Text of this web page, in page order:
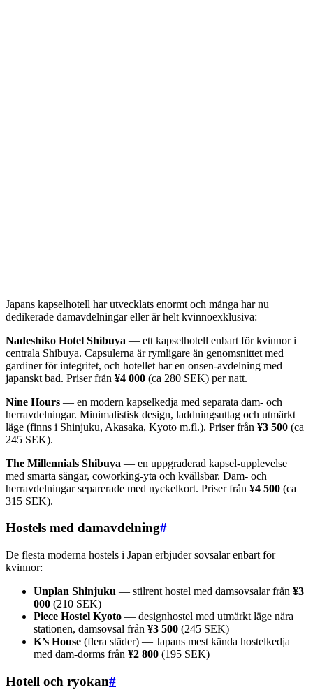
Japans kapselhotell har utvecklats enormt och många har nu
dedikerade damavdelningar eller är helt kvinnoexklusiva:
Nadeshiko Hotel Shibuya — ett kapselhotell enbart för kvinnor i
centrala Shibuya. Capsulerna är rymligare än genomsnittet med
gardiner för integritet, och hotellet har en onsen-avdelning med
japanskt bad. Priser från ¥4 000 (ca 280 SEK) per natt.
Nine Hours — en modern kapselkedja med separata dam- och
herravdelningar. Minimalistisk design, laddningsuttag och utmärkt
läge (finns i Shinjuku, Akasaka, Kyoto m.fl.). Priser från ¥3 500 (ca
245 SEK).
The Millennials Shibuya — en uppgraderad kapsel-upplevelse
med smarta sängar, coworking-yta och kvällsbar. Dam- och
herravdelningar separerade med nyckelkort. Priser från ¥4 500 (ca
315 SEK).
Hostels med damavdelning#
De flesta moderna hostels i Japan erbjuder sovsalar enbart för
kvinnor:
Unplan Shinjuku — stilrent hostel med damsovsalar från ¥3
000 (210 SEK)
Piece Hostel Kyoto — designhostel med utmärkt läge nära
stationen, damsovsal från ¥3 500 (245 SEK)
K’s House (flera städer) — Japans mest kända hostelkedja
med dam-dorms från ¥2 800 (195 SEK)
Hotell och ryokan#